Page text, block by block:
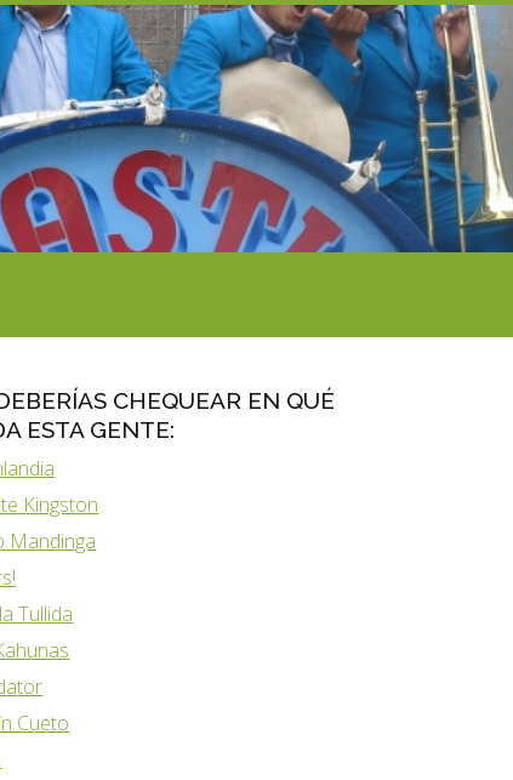
CHEQUEAR EN QUÉ
ESTA GENTE:
Kingston
Mandinga
Tullida
Cueto